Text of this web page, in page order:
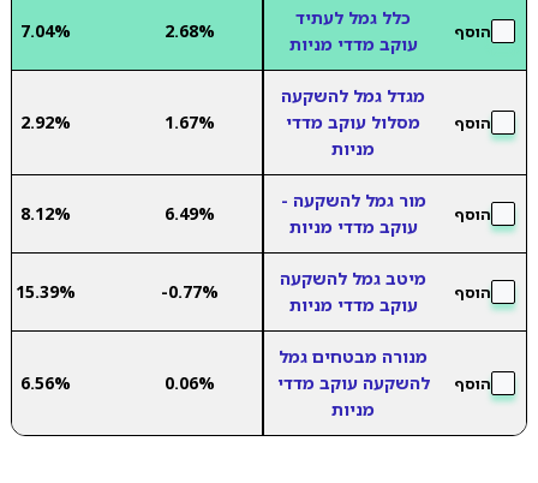
הוסף
כלל גמל לעתיד
עוקב מדדי מניות
2.68%
7.04%
הוסף
מגדל גמל להשקעה
מסלול עוקב מדדי
מניות
1.67%
2.92%
הוסף
מור גמל להשקעה -
עוקב מדדי מניות
6.49%
8.12%
הוסף
מיטב גמל להשקעה
עוקב מדדי מניות
-0.77%
15.39%
הוסף
מנורה מבטחים גמל
להשקעה עוקב מדדי
מניות
0.06%
6.56%